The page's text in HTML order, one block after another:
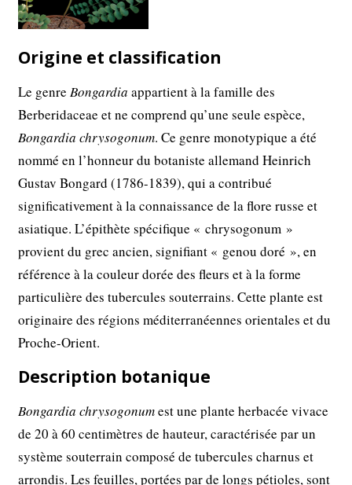
Origine et classification
Le genreBongardia appartient à la famille des
Berberidaceae et ne comprend qu’une seule espèce,
Bongardia chrysogonum. Ce genre monotypique a été
nommé en l’honneur du botaniste allemand Heinrich
Gustav Bongard (1786-1839), qui a contribué
significativement à la connaissance de la flore russe et
asiatique. L’épithète spécifique « chrysogonum »
provient du grec ancien, signifiant « genou doré », en
référence à la couleur dorée des fleurs et à la forme
particulière des tubercules souterrains. Cette plante est
originaire des régions méditerranéennes orientales et du
Proche-Orient.
Description botanique
Bongardia chrysogonumest une plante herbacée vivace
de 20 à 60 centimètres de hauteur, caractérisée par un
système souterrain composé de tubercules charnus et
arrondis. Les feuilles, portées par de longs pétioles, sont